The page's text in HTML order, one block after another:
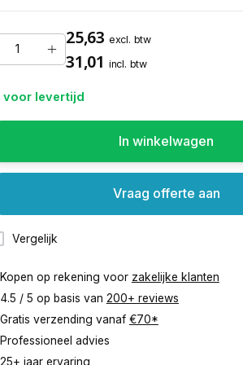
25,63 excl. btw
31,01 incl. btw
voor levertijd
In winkelwagen
Vergelijk
Vraag offerte aan
Kopen op rekening voor zakelijke klanten
4.5 / 5 op basis van 200+ reviews
Gratis verzending vanaf €70*
Professioneel advies
25+ jaar ervaring